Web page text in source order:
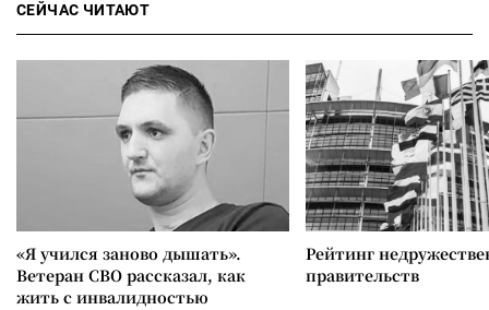
СЕЙЧАС ЧИТАЮТ
«Я учился заново дышать».
Ветеран СВО рассказал, как
жить с инвалидностью
Рейтинг
правительств